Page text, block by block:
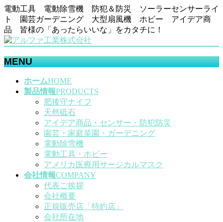
電動工具 電動除雪機 防犯＆防災 ソーラーセンサーライ
ト 園芸ガーデニング 大型扇風機 ホビー アイデア商
品 皆様の「あったらいいな」をカタチに！
MENU
ホームHOME
製品情報PRODUCTS
肥後守ナイフ
天然砥石
アイデア商品・センサー・防犯防災
園芸・家庭菜園・ガーデニング
電動除雪機
電動工具・ホビー
アメリカ医療用サージカルマスク
会社情報COMPANY
代表ご挨拶
会社概要
正規販売店「特約店」
会社所在地